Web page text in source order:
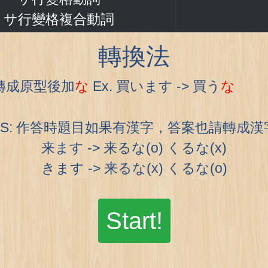
サ行變格複合動詞
轉換法
成原型後加な Ex. 買います -> 買う な
作答時題目如果有漢字，答案也請轉成漢
来ます -> 来るな(o) くるな(x)
きます -> 来るな(x) くるな(o)
Start!